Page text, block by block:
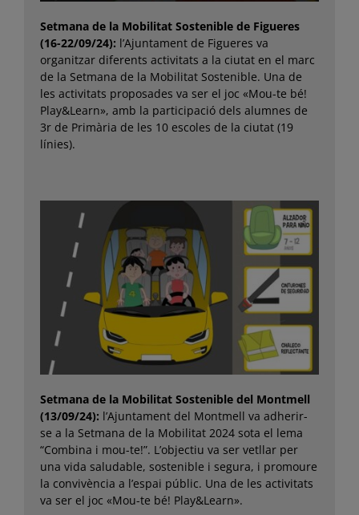
Setmana de la Mobilitat Sostenible de Figueres
(16-22/09/24): l’Ajuntament de Figueres va
organitzar diferents activitats a la ciutat en el marc
de la Setmana de la Mobilitat Sostenible. Una de
les activitats proposades va ser el joc «Mou-te bé!
Play&Learn», amb la participació dels alumnes de
3r de Primària de les 10 escoles de la ciutat (19
línies).
Setmana de la Mobilitat Sostenible del Montmell
(13/09/24): l’Ajuntament del Montmell va adherir-
se a la Setmana de la Mobilitat 2024 sota el lema
“Combina i mou-te!”. L’objectiu va ser vetllar per
una vida saludable, sostenible i segura, i promoure
la convivència a l’espai públic. Una de les activitats
va ser el joc «Mou-te bé! Play&Learn».